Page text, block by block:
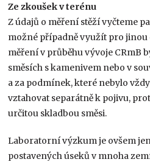
Ze zkoušek v terénu
Z údajů o měření stěží vyčteme
možné případně využít pro jinou
měření v průběhu vývoje CRmB
směsích s kamenivem nebo v
a za podmínek, které nebylo
vztahovat separátně k pojivu,
určitou skladbou směsi.
Laboratorní výzkum je ovšem
postavených úseků v mnoha